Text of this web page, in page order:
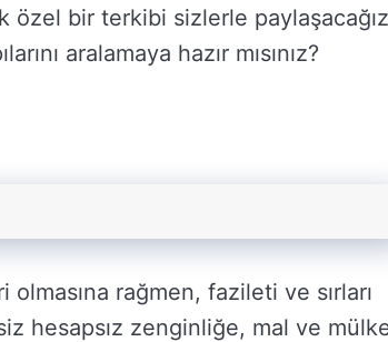
bir terkibi sizlerle
aralamaya hazır mısınız?
olmasına rağmen, fazileti ve sırları
hesapsız zenginliğe, mal ve